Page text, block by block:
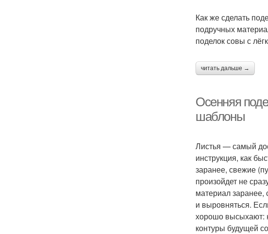
Как же сделать
подручных
поделок совы с
читать дальше →
Осенняя
шаблоны
Листья — самый
инструкция, как
заранее, свежие
произойдет не
материал заранее,
и выровняться.
хорошо высыхают:
контуры будущей